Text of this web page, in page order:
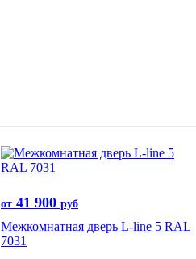
от 41 900 руб
Межкомнатная дверь L-line 5 RAL
7031